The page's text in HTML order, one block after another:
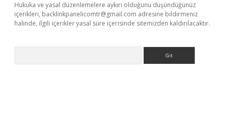
Hukuka ve yasal düzenlemelere aykırı olduğunu düşündüğünüz
içerikleri, backlinkpanelicomtr@gmail.com adresine bildirmeniz
halinde, ilgili içerikler yasal süre içerisinde sitemizden kaldırılacaktır.